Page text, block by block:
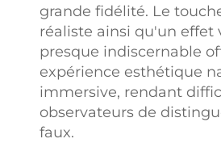
grande fidélité. Le
réaliste ainsi qu'un effet
presque indiscernable
expérience esthétique
immersive, rendant
observateurs de
faux.